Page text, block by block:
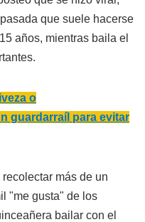
que suele hacerse
años, mientras baila el
o
guardarraíl para evitar
más de un
"me gusta" de los
bailar con el